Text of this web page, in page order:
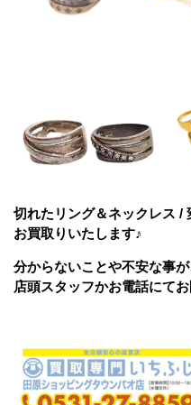
切れたリング＆ネックレス /
お買取りいたします♪
分からないことや不安な事
店頭スタッフかお電話にて